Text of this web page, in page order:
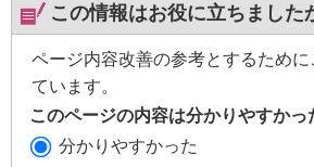
この情報はお役に立ちました
ページ内容改善の参考とするため
ています。
このページの内容は分かりやすかっ
分かりやすかった